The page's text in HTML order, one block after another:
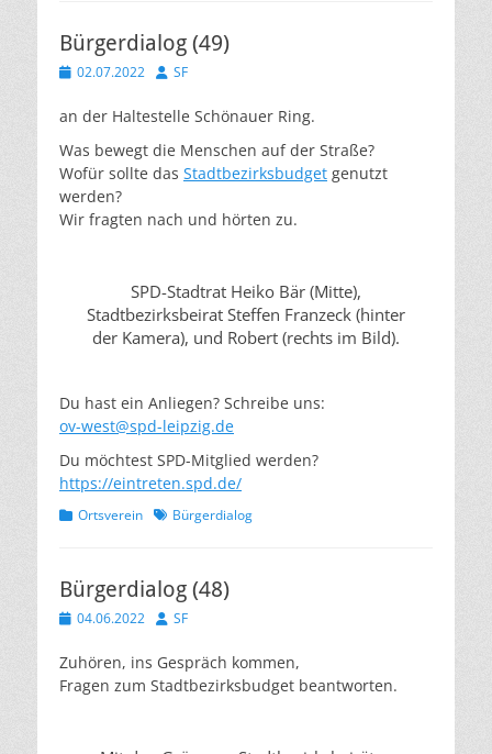
Bürgerdialog (49)
Veröffentlicht
02.07.2022 Autor
SF
an der Haltestelle Schönauer Ring.
Was bewegt die Menschen auf der Straße?
Wofür sollte das Stadtbezirksbudget genutzt
werden?
Wir fragten nach und hörten zu.
SPD-Stadtrat Heiko Bär (Mitte),
Stadtbezirksbeirat Steffen Franzeck (hinter
der Kamera), und Robert (rechts im Bild).
Du hast ein Anliegen? Schreibe uns:
ov-west@spd-leipzig.de
Du möchtest SPD-Mitglied werden?
https://eintreten.spd.de/
Kategorien
Ortsverein Schlagworte
Bürgerdialog
Bürgerdialog (48)
Veröffentlicht
04.06.2022 Autor
SF
Zuhören, ins Gespräch kommen,
Fragen zum Stadtbezirksbudget beantworten.